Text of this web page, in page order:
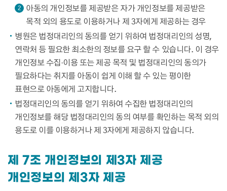
2
아동의 개인정보를 제공받은 자가 개인정보를 제공받은
목적 외의 용도로 이용하거나 제 3자에게 제공하는 경우
병원은 법정대리인의 동의를 얻기 위하여 법정대리인의 성명,
연락처 등 필요한 최소한의 정보를 요구 할 수 있습니다. 이 경우
개인정보 수집·이용 또는 제공 목적 및 법정대리인의 동의가
필요하다는 취지를 아동이 쉽게 이해 할 수 있는 평이한
표현으로 아동에게 고지합니다.
법정대리인의 동의를 얻기 위하여 수집한 법정대리인의
개인정보를 해당 법정대리인의 동의 여부를 확인하는 목적 외의
용도로 이를 이용하거나 제 3자에게 제공하지 않습니다.
제 7조 개인정보의 제3자 제공
개인정보의 제3자 제공